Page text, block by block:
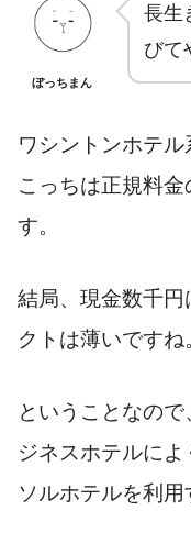
ぼっちまん
長生
びて
ワシントンホテル
こっちは正規料
す。
結局、現金数千
クトは薄いですね
ということなの
ジネスホテルに
ソルホテルを利